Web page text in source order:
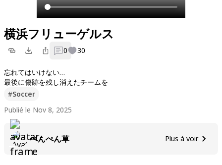
横浜フリューゲルス
0 30
忘れてはいけない…
最後に傷跡を残し消えたチームを
#Soccer
Publié le Nov 8, 2025
ぺんぺん草 Plus à voir